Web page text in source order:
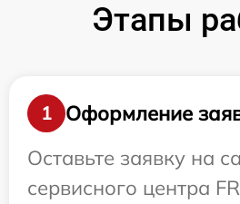
Этапы
1
Оформление
Оставьте заявку на
сервисного центра